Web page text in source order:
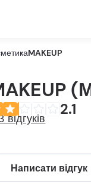
MAKEUP
2.1
відгуків
Написати відгук